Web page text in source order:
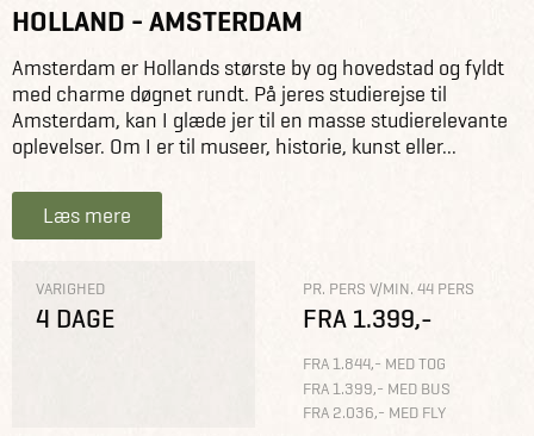
HOLLAND - AMSTERDAM
Amsterdam er Hollands største by og hovedstad og fyldt
med charme døgnet rundt. På jeres studierejse til
Amsterdam, kan I glæde jer til en masse studierelevante
oplevelser. Om I er til museer, historie, kunst eller...
Læs mere
VARIGHED
4 DAGE
PR. PERS V/MIN. 44 PERS
FRA 1.399,-
FRA 1.844,- MED TOG
FRA 1.399,- MED BUS
FRA 2.036,- MED FLY